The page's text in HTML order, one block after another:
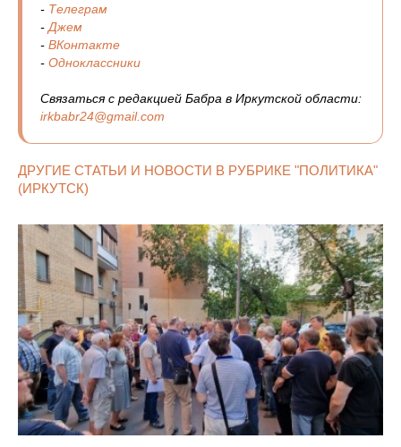
- Телеграм
- Джем
- ВКонтакте
- Одноклассники
Связаться с редакцией Бабра в Иркутской области:
irkbabr24@gmail.com
ДРУГИЕ СТАТЬИ И НОВОСТИ В РУБРИКЕ "ПОЛИТИКА"
(ИРКУТСК)